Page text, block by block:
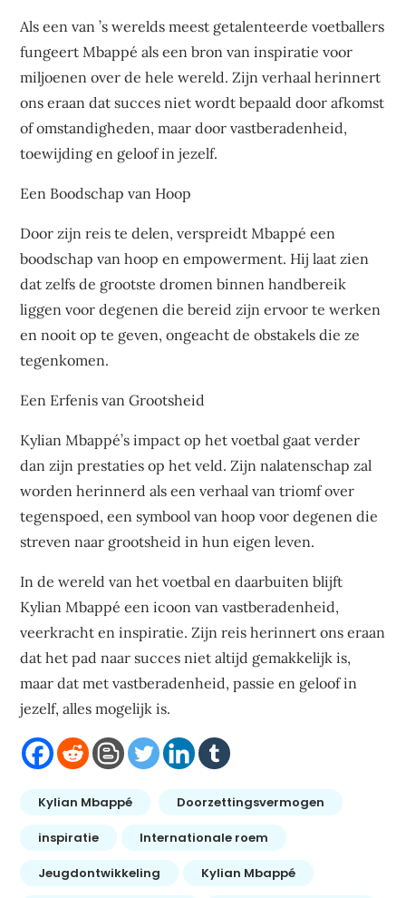
Als een van ’s werelds meest getalenteerde voetballers
fungeert Mbappé als een bron van inspiratie voor
miljoenen over de hele wereld. Zijn verhaal herinnert
ons eraan dat succes niet wordt bepaald door afkomst
of omstandigheden, maar door vastberadenheid,
toewijding en geloof in jezelf.
Een Boodschap van Hoop
Door zijn reis te delen, verspreidt Mbappé een
boodschap van hoop en empowerment. Hij laat zien
dat zelfs de grootste dromen binnen handbereik
liggen voor degenen die bereid zijn ervoor te werken
en nooit op te geven, ongeacht de obstakels die ze
tegenkomen.
Een Erfenis van Grootsheid
Kylian Mbappé’s impact op het voetbal gaat verder
dan zijn prestaties op het veld. Zijn nalatenschap zal
worden herinnerd als een verhaal van triomf over
tegenspoed, een symbool van hoop voor degenen die
streven naar grootsheid in hun eigen leven.
In de wereld van het voetbal en daarbuiten blijft
Kylian Mbappé een icoon van vastberadenheid,
veerkracht en inspiratie. Zijn reis herinnert ons eraan
dat het pad naar succes niet altijd gemakkelijk is,
maar dat met vastberadenheid, passie en geloof in
jezelf, alles mogelijk is.
Kylian Mbappé Doorzettingsvermogen
inspiratie Internationale roem
Jeugdontwikkeling Kylian Mbappé